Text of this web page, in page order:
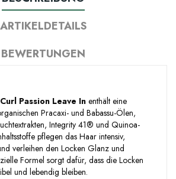
ARTIKELDETAILS
BEWERTUNGEN
Passion Leave In enthält eine
Pracaxi- und Babassu-Ölen,
Integrity 41® und Quinoa-
pflegen das Haar intensiv,
verleihen den Locken Glanz und
Formel sorgt dafür, dass die Locken
und lebendig bleiben.